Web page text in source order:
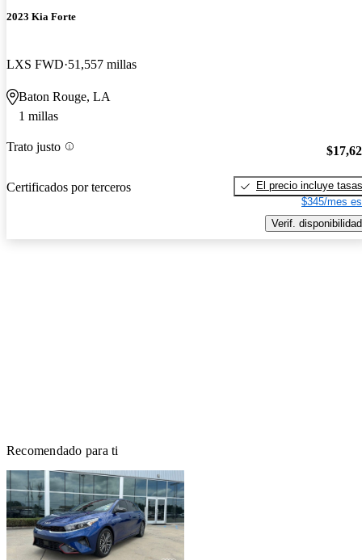
2023 Kia Forte
LXS FWD 51,557 millas
Baton Rouge, LA
1 millas
Trato justo
Certificados por terceros
El precio incluye tasas
$345/mes
Verif. disponibilidad
Recomendado para ti